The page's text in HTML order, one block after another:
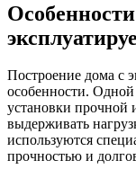
Построение дома с
особенности. Одной
установки прочной
выдерживать
используются
прочностью и